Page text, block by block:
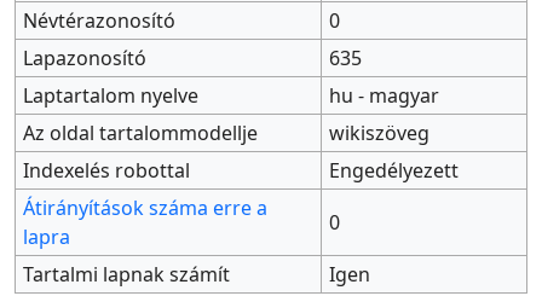
Névtérazonosító
0
Lapazonosító
635
Laptartalom nyelve
hu - magyar
Az oldal tartalommodellje
wikiszöveg
Indexelés robottal
Engedélyezett
Átirányítások száma erre a
lapra
0
Tartalmi lapnak számít
Igen